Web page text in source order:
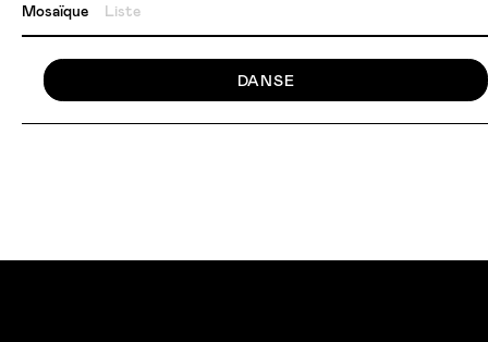
Mosaïque Liste
DANSE